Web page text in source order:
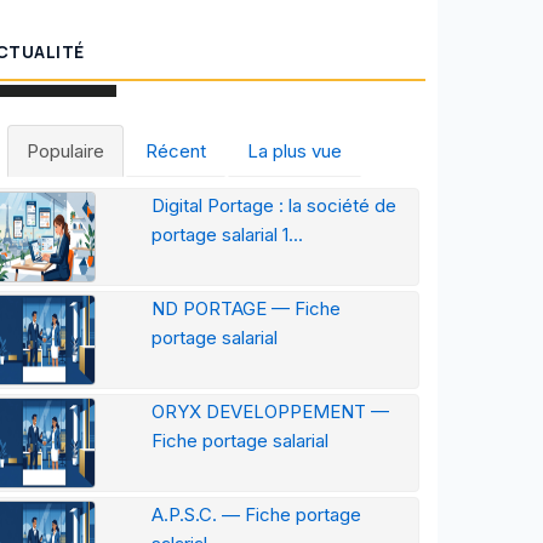
Populaire Récent La plus vue
Digital Portage : la société de
portage salarial 1...
ND PORTAGE — Fiche
portage salarial
ORYX DEVELOPPEMENT —
Fiche portage salarial
A.P.S.C. — Fiche portage